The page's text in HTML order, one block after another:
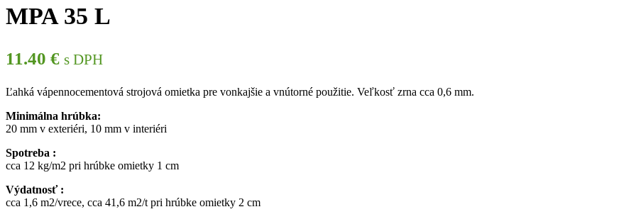
MPA 35 L
11.40 € s DPH
Ľahká vápennocementová strojová omietka pre vonkajšie a vnútorné použitie. Veľkosť zrna cca 0,6 mm.
Minimálna hrúbka:
20 mm v exteriéri, 10 mm v interiéri
Spotreba :
cca 12 kg/m2 pri hrúbke omietky 1 cm
Výdatnosť :
cca 1,6 m2/vrece, cca 41,6 m2/t pri hrúbke omietky 2 cm